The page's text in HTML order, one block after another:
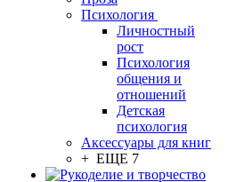
Психология
Личностный
рост
Психология
общения и
отношений
Детская
психология
Аксессуары для книг
+ ЕЩЕ 7